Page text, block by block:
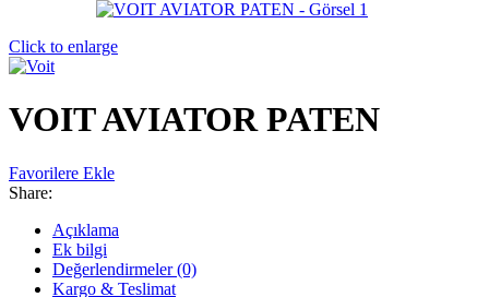
Click to enlarge
VOIT AVIATOR PATEN
Favorilere Ekle
Share:
Açıklama
Ek bilgi
Değerlendirmeler (0)
Kargo & Teslimat